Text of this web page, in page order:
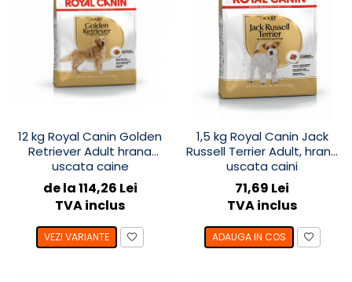
12 kg Royal Canin Golden
Retriever Adult hrana
uscata caine
de la 114,26 Lei
TVA inclus
VEZI VARIANTE
1,5 kg Royal Canin Jack
Russell Terrier Adult, hrana
uscata caini
71,69 Lei
TVA inclus
ADAUGA IN COS